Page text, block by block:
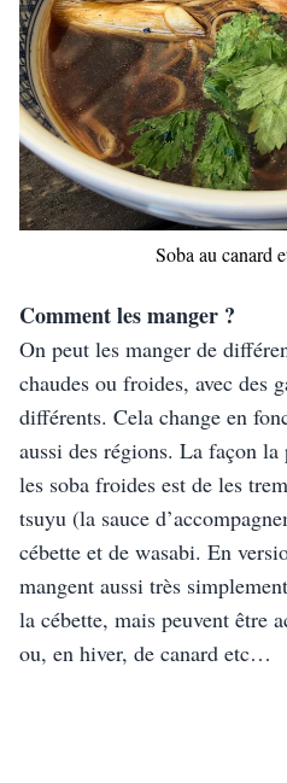
Soba au canard
Comment les manger ?
On peut les manger de
chaudes ou froides, avec des
différents. Cela change en
aussi des régions. La façon
les soba froides est de les
tsuyu (la sauce
cébette et de wasabi. En
mangent aussi très
la cébette, mais peuvent être
ou, en hiver, de canard etc…